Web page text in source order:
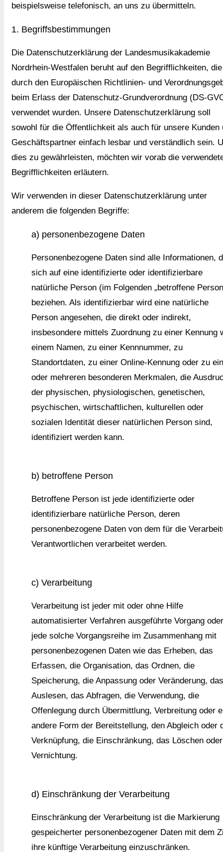
beispielsweise telefonisch, an uns zu übermitteln.
1. Begriffsbestimmungen
Die Datenschutzerklärung der Landesmusikakademie
Nordrhein-Westfalen beruht auf den Begrifflichkeiten, die
durch den Europäischen Richtlinien- und
beim Erlass der Datenschutz-Grundverordnung (DS-
verwendet wurden. Unsere Datenschutzerklärung soll
sowohl für die Öffentlichkeit als auch für unsere Kunden
Geschäftspartner einfach lesbar und verständlich sein.
dies zu gewährleisten, möchten wir vorab die
Begrifflichkeiten erläutern.
Wir verwenden in dieser Datenschutzerklärung unter
anderem die folgenden Begriffe:
a) personenbezogene Daten
Personenbezogene Daten sind alle Informationen,
sich auf eine identifizierte oder identifizierbare
natürliche Person (im Folgenden „betroffene
beziehen. Als identifizierbar wird eine natürliche
Person angesehen, die direkt oder indirekt,
insbesondere mittels Zuordnung zu einer Kennung
einem Namen, zu einer Kennnummer, zu
Standortdaten, zu einer Online-Kennung oder zu
oder mehreren besonderen Merkmalen, die
der physischen, physiologischen, genetischen,
psychischen, wirtschaftlichen, kulturellen oder
sozialen Identität dieser natürlichen Person sind,
identifiziert werden kann.
b) betroffene Person
Betroffene Person ist jede identifizierte oder
identifizierbare natürliche Person, deren
personenbezogene Daten von dem für die
Verantwortlichen verarbeitet werden.
c) Verarbeitung
Verarbeitung ist jeder mit oder ohne Hilfe
automatisierter Verfahren ausgeführte Vorgang oder
jede solche Vorgangsreihe im Zusammenhang mit
personenbezogenen Daten wie das Erheben, das
Erfassen, die Organisation, das Ordnen, die
Speicherung, die Anpassung oder Veränderung, das
Auslesen, das Abfragen, die Verwendung, die
Offenlegung durch Übermittlung, Verbreitung oder
andere Form der Bereitstellung, den Abgleich oder
Verknüpfung, die Einschränkung, das Löschen
Vernichtung.
d) Einschränkung der Verarbeitung
Einschränkung der Verarbeitung ist die Markierung
gespeicherter personenbezogener Daten mit dem
ihre künftige Verarbeitung einzuschränken.